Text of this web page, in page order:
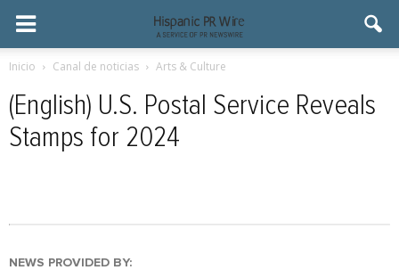
Inicio Canal de noticias Arts & Culture
(English) U.S. Postal Service Reveals
Stamps for 2024
NEWS PROVIDED BY: